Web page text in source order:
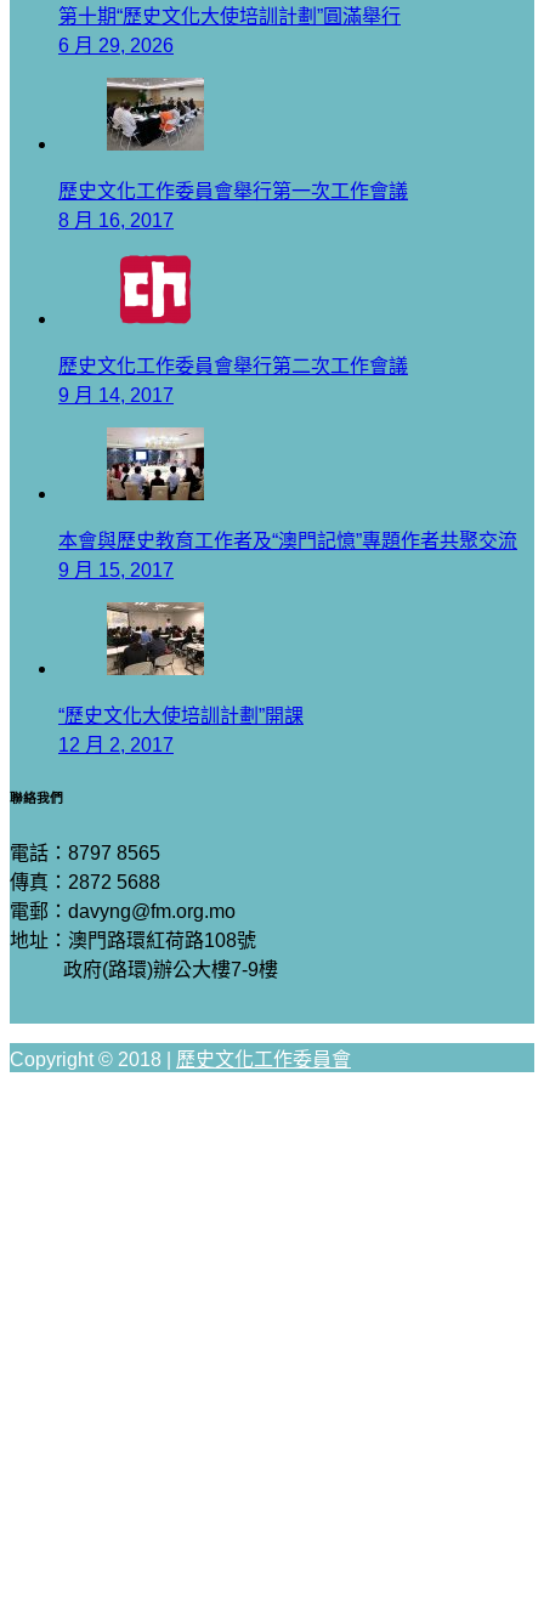
第十期“歷史文化大使培訓計劃”圓滿舉行
6 月 29, 2026
歷史文化工作委員會舉行第一次工作會議
8 月 16, 2017
歷史文化工作委員會舉行第二次工作會議
9 月 14, 2017
本會與歷史教育工作者及“澳門記憶”專題作者共聚交流
9 月 15, 2017
“歷史文化大使培訓計劃”開課
12 月 2, 2017
聯絡我們
電話：8797 8565
傳真：2872 5688
電郵：davyng@fm.org.mo
地址：澳門路環紅荷路108號
政府(路環)辦公大樓7-9樓
Copyright © 2018 | 歷史文化工作委員會